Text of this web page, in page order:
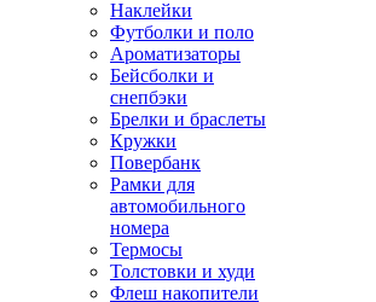
Наклейки
Футболки и поло
Ароматизаторы
Бейсболки и
снепбэки
Брелки и браслеты
Кружки
Повербанк
Рамки для
автомобильного
номера
Термосы
Толстовки и худи
Флеш накопители